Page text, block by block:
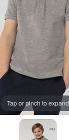
Tap or pinch to expand